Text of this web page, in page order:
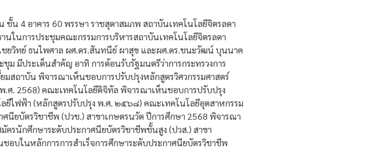
น 4 อาคาร 60 พรรษา ราชสุดาสมภพ สถาบันเทคโนโลยีจิตรลดา
นการประชุมคณะกรรมการบริหารสถาบันเทคโนโลยีจิตรลดา
ยวิทย์ ธนไพศาล ผศ.ดร.สันทนีย์ ผาสุข และผศ.ดร.ชนะวัฒน์ บุนนาค
ม มีประเด็นสำคัญ อาทิ การต้อนรับรัฐมนตรีว่าการกระทรวงการ
สถาบัน พิจารณาเห็นชอบการปรับปรุงหลักสูตรวิศวกรรมศาสตร์
.ศ. 2568) คณะเทคโนโลยีดิจิทัล พิจารณาเห็นชอบการปรับปรุง
ยีไฟฟ้า (หลักสูตรปรับปรุง พ.ศ. ๒๕๖๘) คณะเทคโนโลยีอุตสาหกรรม
นียบัตรวิชาชีพ (ปวช.) สาขาเกษตรนวัต ปีการศึกษา 2568 พิจารณา
รนักศึกษาระดับประกาศนียบัตรวิชาชีพชั้นสูง (ปวส.) สาขา
อบในหลักการการสำเร็จการศึกษาระดับประกาศนียบัตรวิชาชีพ